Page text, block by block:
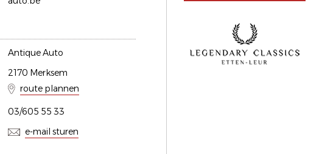
Antique Auto
2170 Merksem
route plannen
03/605 55 33
e-mail sturen